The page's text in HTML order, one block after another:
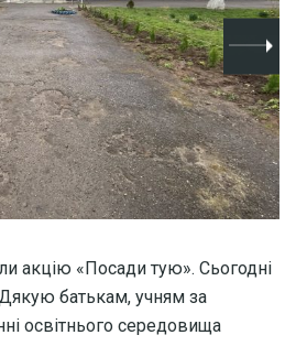
акцію «Посади тую». Сьогодні
батькам, учням за
освітнього середовища